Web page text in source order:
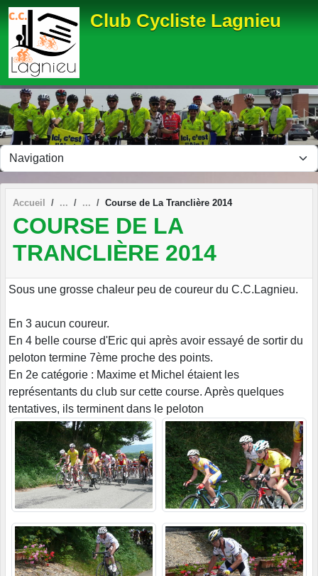
Club Cycliste Lagnieu
Accueil Course de La Tranclière 2014
COURSE DE LA
TRANCLIÈRE 2014
Sous une grosse chaleur peu de coureur du C.C.Lagnieu.
En 3 aucun coureur.
En 4 belle course d'Eric qui après avoir essayé de sortir du
peloton termine 7ème proche des points.
En 2e catégorie : Maxime et Michel étaient les
représentants du club sur cette course. Après quelques
tentatives, ils terminent dans le peloton
Panneau de gestion des cookies